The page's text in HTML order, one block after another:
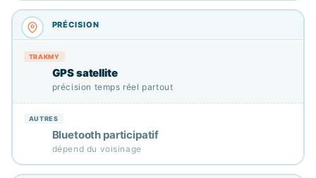
GPS satellite
précision temps réel partout
Bluetooth participatif
dépend du voisinage